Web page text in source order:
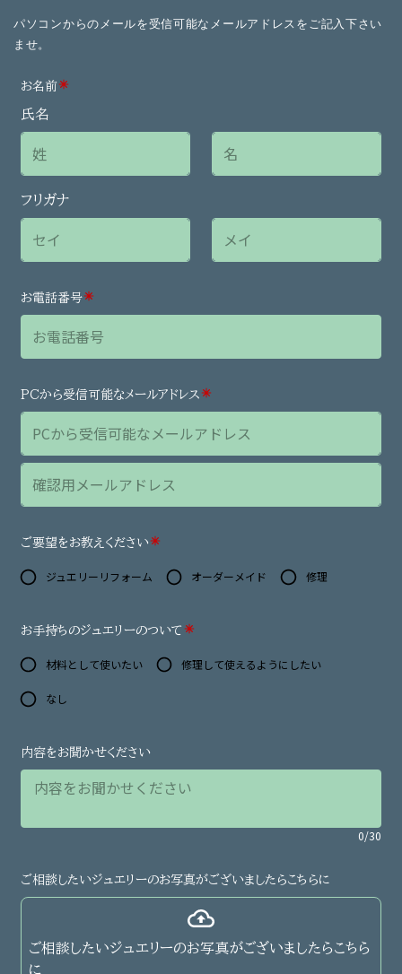
パソコンからのメールを受信可能なメールアドレスを ご記入下さい
ませ。